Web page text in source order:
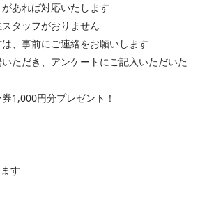
あれば対応いたします
タッフがおりません
、事前にご連絡をお願いします
ただき、アンケートにご記入いただいた
1,000円分プレゼント！
す